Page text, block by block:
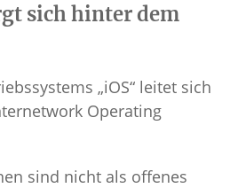
sich hinter dem
„iOS“ leitet sich
Operating
sind nicht als offenes